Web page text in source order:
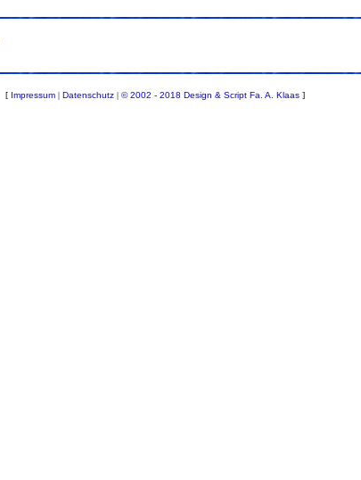
[ Impressum | Datenschutz | © 2002 - 2018 Design & Script Fa. A. Klaas ]